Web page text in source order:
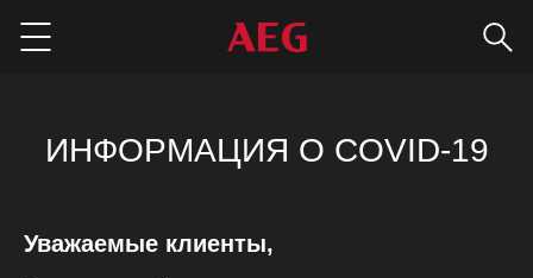
Menu
ИНФОРМАЦИЯ О COVID-19
Уважаемые клиенты,